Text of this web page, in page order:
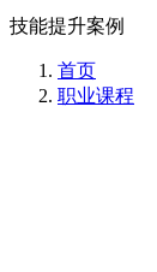
技能提升案例
首页
职业课程